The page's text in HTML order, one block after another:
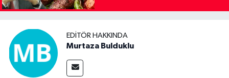
EDITÖR HAKKINDA
Murtaza Bulduklu